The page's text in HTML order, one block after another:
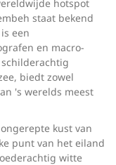
hotspot
staat bekend
een
en macro-
biedt zowel
's werelds meest
kust van
punt van het eiland
witte